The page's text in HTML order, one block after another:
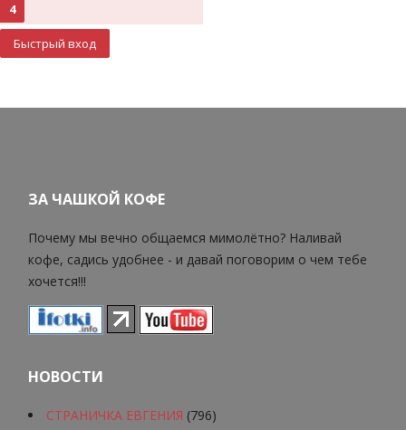
4
ЗА ЧАШКОЙ КОФЕ
Почему мы вечно общаемся мимолётно? Наливай
кофе, садись удобнее - и давай поговорим о чем тебе
хочется!!!
НОВОСТИ
СТРАНИЧКА ЕВГЕНИЯ (796)